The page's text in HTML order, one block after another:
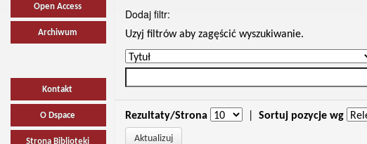
Open Access
Archiwum
Kontakt
O Dspace
Strona Biblioteki
Dodaj filtr:
Uzyj filtrów aby zagęścić wyszukiwanie.
Rezultaty/Strona Sortuj pozycje wg